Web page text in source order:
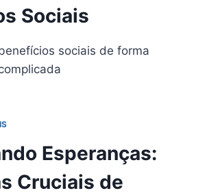
Sociais
sociais de forma
Esperanças:
Cruciais de